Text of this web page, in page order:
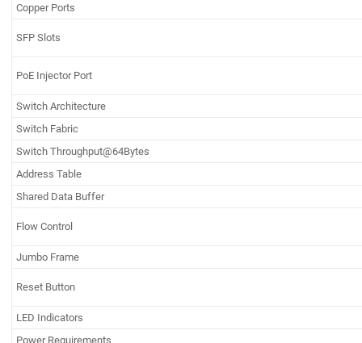
Copper Ports
SFP Slots
PoE Injector Port
Switch Architecture
Switch Fabric
Switch Throughput@64Bytes
Address Table
Shared Data Buffer
Flow Control
Jumbo Frame
Reset Button
LED Indicators
Power Requirements